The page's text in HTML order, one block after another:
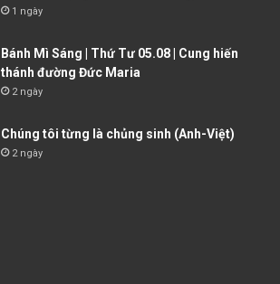
1 ngày
Bánh Mì Sáng | Thứ Tư 05.08 | Cung hiến
thánh đường Đức Maria
2 ngày
Chúng tôi từng là chủng sinh (Anh-Việt)
2 ngày